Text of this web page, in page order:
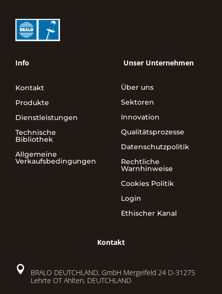
Info
Kontakt
Produkte
Dienstleistungen
Technische
Bibliothek
Allgemeine
Verkaufsbedingungen
Unser Unternehmen
Über uns
Sektoren
Innovation
Qualitätsprozesse
Datenschutzpolitik
Rechtliche
Warnhinweise
Cookies Politik
Login
Ethischer Kanal
Kontakt

BRALO DEUTCHLAND, GmbH Mergelfeld 24 D-31275
Lehrte OT Ahlten, DEUTCHLAND